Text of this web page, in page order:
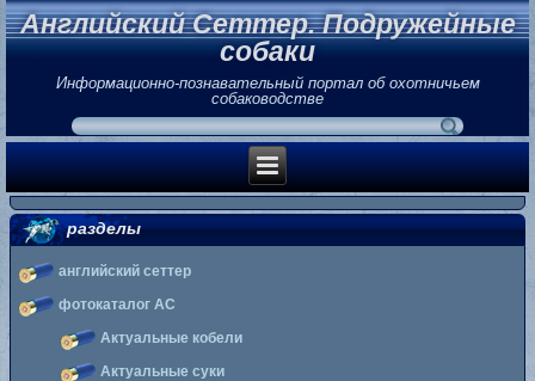
Английский Сеттер. Подружейные
собаки
Информационно-познавательный портал об охотничьем
собаководстве
разделы
английский сеттер
фотокаталог АС
Актуальные кобели
Актуальные суки